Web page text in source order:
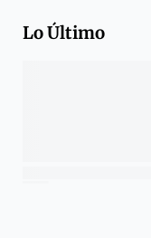
Lo Último